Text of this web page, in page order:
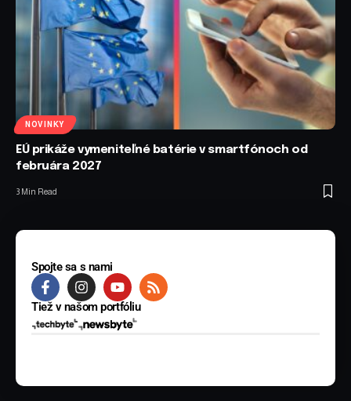
NOVINKY
EÚ prikáže vymeniteľné batérie v smartfónoch od
februára 2027
3 Min Read
Spojte sa s nami
Tiež v našom portfóliu